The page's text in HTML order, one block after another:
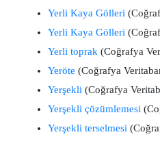
Yerli Kaya Gölleri
Yerli Kaya Gölleri
Yerli toprak (Coğrafya
Yeröte (Coğrafya
Yerşekli (Coğrafya
Yerşekli çözümlemesi
Yerşekli terselmesi